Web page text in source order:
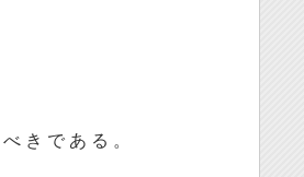
き で あ る 。